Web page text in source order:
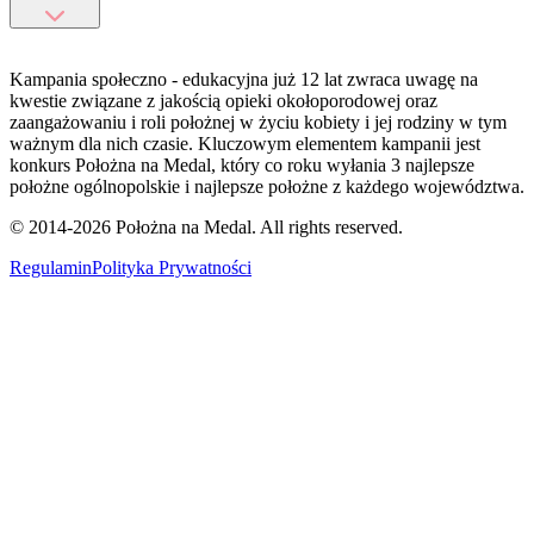
Kampania społeczno - edukacyjna już 12 lat zwraca uwagę na
kwestie związane z jakością opieki okołoporodowej oraz
zaangażowaniu i roli położnej w życiu kobiety i jej rodziny w tym
ważnym dla nich czasie. Kluczowym elementem kampanii jest
konkurs Położna na Medal, który co roku wyłania 3 najlepsze
położne ogólnopolskie i najlepsze położne z każdego województwa.
© 2014-2026 Położna na Medal. All rights reserved.
RegulaminPolityka Prywatności